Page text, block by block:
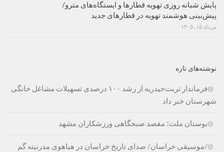
پایش شبانه روزی تهویه قطارها و ایستگاه‌های مترو/
پیش‌بینی هوشمند تهویه در قطارهای جدید
مرداد ۱۵, ۱۴۰۵
نوشته‌های تازه
فرماندار تربت‌حیدریه از رشد ۱۰۰ درصدی تسهیلات مشاغل خانگی
شهرستان خبر داد
بوستان ملت؛ مقصد صبحگاهی ورزشکاران مشهد
/موسیقی خراسان/ صدای تاریخ خراسان در هیاهوی مدرنیته گم